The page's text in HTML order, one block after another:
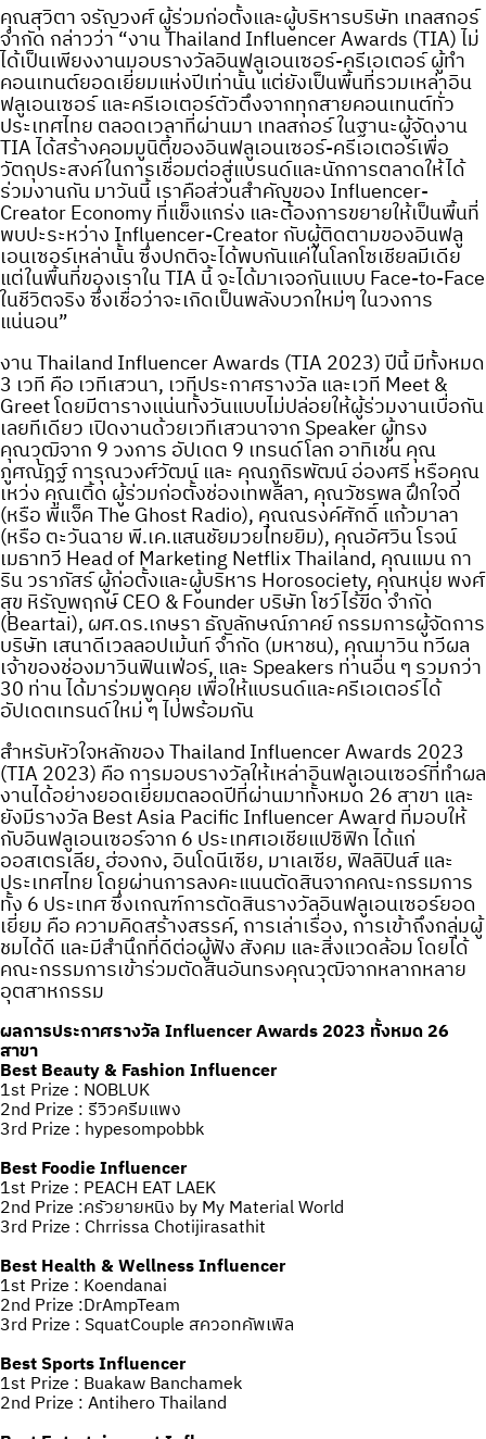
คุณสุวิตา จรัญวงศ์ ผู้ร่วมก่อตั้งและผู้บริหารบริษัท เทลสกอร์
จำกัด กล่าวว่า “งาน Thailand Influencer Awards (TIA) ไม่
ได้เป็นเพียงงานมอบรางวัลอินฟลูเอนเซอร์-ครีเอเตอร์ ผู้ทำ
คอนเทนต์ยอดเยี่ยมแห่งปีเท่านั้น แต่ยังเป็นพื้นที่รวมเหล่าอิน
ฟลูเอนเซอร์ และครีเอเตอร์ตัวตึงจากทุกสายคอนเทนต์ทั่ว
ประเทศไทย ตลอดเวลาที่ผ่านมา เทลสกอร์ ในฐานะผู้จัดงาน
TIA ได้สร้างคอมมูนิตี้ของอินฟลูเอนเซอร์-ครีเอเตอร์เพื่อ
วัตถุประสงค์ในการเชื่อมต่อสู่แบรนด์และนักการตลาดให้ได้
ร่วมงานกัน มาวันนี้ เราคือส่วนสำคัญของ Influencer-
Creator Economy ที่แข็งแกร่ง และต้องการขยายให้เป็นพื้นที่
พบปะระหว่าง Influencer-Creator กับผู้ติดตามของอินฟลู
เอนเซอร์เหล่านั้น ซึ่งปกติจะได้พบกันแค่ในโลกโซเชียลมีเดีย
แต่ในพื้นที่ของเราใน TIA นี้ จะได้มาเจอกันแบบ Face-to-Face
ในชีวิตจริง ซึ่งเชื่อว่าจะเกิดเป็นพลังบวกใหม่ๆ ในวงการ
แน่นอน”
งาน Thailand Influencer Awards (TIA 2023) ปีนี้ มีทั้งหมด
3 เวที คือ เวทีเสวนา, เวทีประกาศรางวัล และเวที Meet &
Greet โดยมีตารางแน่นทั้งวันแบบไม่ปล่อยให้ผู้ร่วมงานเบื่อกัน
เลยทีเดียว เปิดงานด้วยเวทีเสวนาจาก Speaker ผู้ทรง
คุณวุฒิจาก 9 วงการ อัปเดต 9 เทรนด์โลก อาทิเช่น คุณ
ภูศณัฎฐ์ การุณวงศ์วัฒน์ และ คุณภูถิรพัฒน์ อ่องศรี หรือคุณ
เหว่ง คุณเติ้ด ผู้ร่วมก่อตั้งช่องเทพลีลา, คุณวัชรพล ฝึกใจดี
(หรือ พี่แจ็ค The Ghost Radio), คุณณรงค์ศักดิ์ แก้วมาลา
(หรือ ตะวันฉาย พี.เค.แสนชัยมวยไทยยิม), คุณอัศวิน โรจน์
เมธาทวี Head of Marketing Netflix Thailand, คุณแมน กา
ริน วราภัสร์ ผู้ก่อตั้งและผู้บริหาร Horosociety, คุณหนุ่ย พงศ์
สุข หิรัญพฤกษ์ CEO & Founder บริษัท โชว์ไร้ขีด จำกัด
(Beartai), ผศ.ดร.เกษรา ธัญลักษณ์ภาคย์ กรรมการผู้จัดการ
บริษัท เสนาดีเวลลอปเม้นท์ จำกัด (มหาชน), คุณมาวิน ทวีผล
เจ้าของช่องมาวินฟินเฟ่อร์, และ Speakers ท่านอื่น ๆ รวมกว่า
30 ท่าน ได้มาร่วมพูดคุย เพื่อให้แบรนด์และครีเอเตอร์ได้
อัปเดตเทรนด์ใหม่ ๆ ไปพร้อมกัน
สำหรับหัวใจหลักของ Thailand Influencer Awards 2023
(TIA 2023) คือ การมอบรางวัลให้เหล่าอินฟลูเอนเซอร์ที่ทำผล
งานได้อย่างยอดเยี่ยมตลอดปีที่ผ่านมาทั้งหมด 26 สาขา และ
ยังมีรางวัล Best Asia Pacific Influencer Award ที่มอบให้
กับอินฟลูเอนเซอร์จาก 6 ประเทศเอเชียแปซิฟิก ได้แก่
ออสเตรเลีย, ฮ่องกง, อินโดนีเซีย, มาเลเซีย, ฟิลลิปินส์ และ
ประเทศไทย โดยผ่านการลงคะแนนตัดสินจากคณะกรรมการ
ทั้ง 6 ประเทศ ซึ่งเกณฑ์การตัดสินรางวัลอินฟลูเอนเซอร์ยอด
เยี่ยม คือ ความคิดสร้างสรรค์, การเล่าเรื่อง, การเข้าถึงกลุ่มผู้
ชมได้ดี และมีสำนึกที่ดีต่อผู้ฟัง สังคม และสิ่งแวดล้อม โดยได้
คณะกรรมการเข้าร่วมตัดสินอันทรงคุณวุฒิจากหลากหลาย
อุตสาหกรรม
ผลการประกาศรางวัล Influencer Awards 2023 ทั้งหมด 26
สาขา
Best Beauty & Fashion Influencer
1st Prize : NOBLUK
2nd Prize : รีวิวครีมแพง
3rd Prize : hypesompobbk
Best Foodie Influencer
1st Prize : PEACH EAT LAEK
2nd Prize :ครัวยายหนิง by My Material World
3rd Prize : Chrrissa Chotijirasathit
Best Health & Wellness Influencer
1st Prize : Koendanai
2nd Prize :DrAmpTeam
3rd Prize : SquatCouple สควอทคัพเพิล
Best Sports Influencer
1st Prize : Buakaw Banchamek
2nd Prize : Antihero Thailand